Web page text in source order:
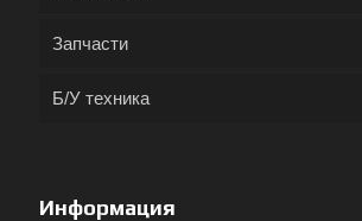
Запчасти
Б/У техника
Информация